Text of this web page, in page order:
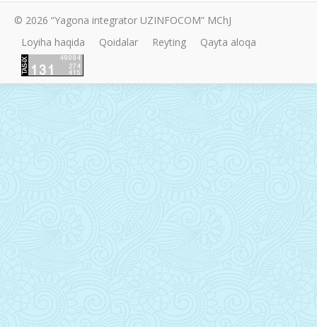
© 2026 “Yagona integrator UZINFOCOM” MChJ
Loyiha haqida
Qoidalar Reyting Qayta aloqa